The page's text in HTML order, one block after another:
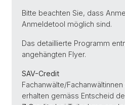
Bitte beachten Sie, dass
Anmeldetool möglich sind.
Das detaillierte Programm
angehängten Flyer.
SAV-Credit
Fachanwälte/
erhalten gemäss Entscheid